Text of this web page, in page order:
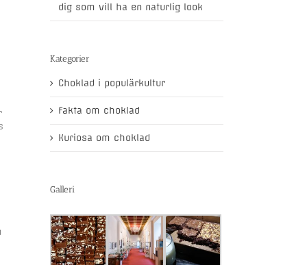
dig som vill ha en naturlig look
Kategorier
Choklad i populärkultur
Fakta om choklad
Kuriosa om choklad
Galleri